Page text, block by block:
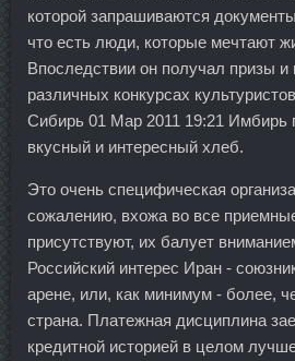
которой запрашиваются
что есть люди, которые мечтают
Впоследствии он получал призы и
различных конкурсах
Сибирь 01 Мар 2011 19:21 Имбирь
вкусный и интересный хлеб.
Это очень специфическая
сожалению, вхожа во все
присутствуют, их балует
Российский интерес Иран -
арене, или, как минимум - более,
страна. Платежная дисциплина
кредитной историей в целом